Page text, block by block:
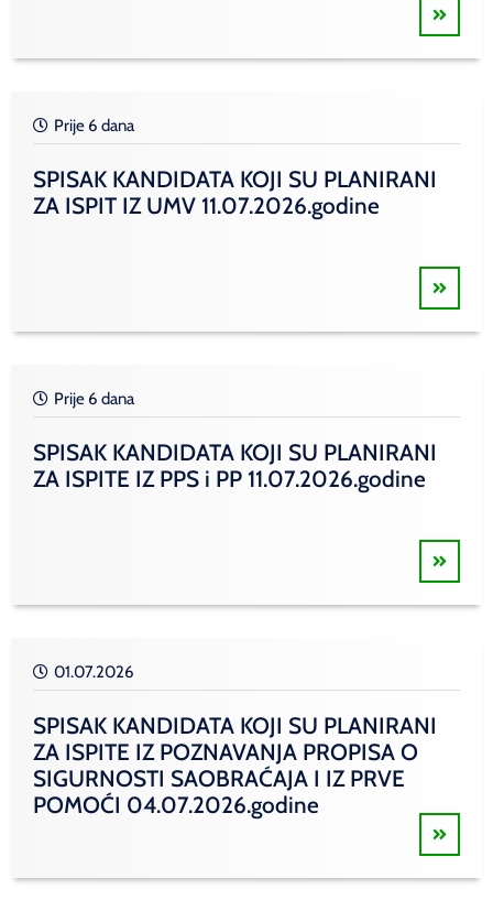
Prije 6 dana
SPISAK KANDIDATA KOJI SU PLANIRANI
ZA ISPIT IZ UMV 11.07.2026.godine
Prije 6 dana
SPISAK KANDIDATA KOJI SU PLANIRANI
ZA ISPITE IZ PPS i PP 11.07.2026.godine
01.07.2026
SPISAK KANDIDATA KOJI SU PLANIRANI
ZA ISPITE IZ POZNAVANJA PROPISA O
SIGURNOSTI SAOBRAĆAJA I IZ PRVE
POMOĆI 04.07.2026.godine